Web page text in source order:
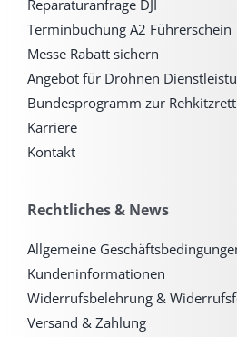
Reparaturanfrage DJI
Terminbuchung A2 Führerschein
Messe Rabatt sichern
Angebot für Drohnen
Bundesprogramm zur
Karriere
Kontakt
Rechtliches & News
Allgemeine
Kundeninformationen
Widerrufsbelehrung &
Versand & Zahlung